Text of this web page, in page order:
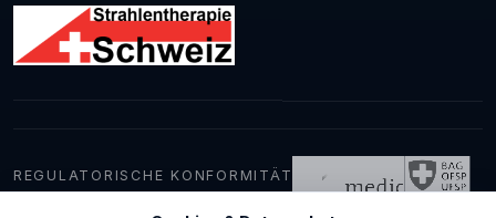
REGULATORISCHE KONFORMITÄT